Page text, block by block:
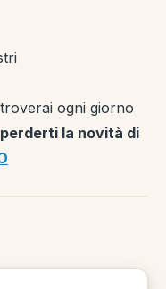
ogni giorno
la novità di